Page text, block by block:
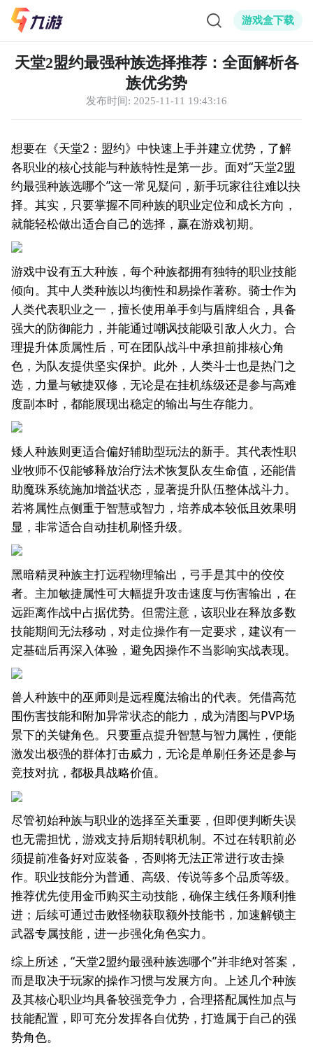
游戏盒下载
天堂2盟约最强种族选择推荐：全面解析各
族优劣势
发布时间: 2025-11-11 19:43:16
想要在《天堂2：盟约》中快速上手并建立优势，了解
各职业的核心技能与种族特性是第一步。面对“天堂2盟
约最强种族选哪个”这一常见疑问，新手玩家往往难以抉
择。其实，只要掌握不同种族的职业定位和成长方向，
就能轻松做出适合自己的选择，赢在游戏初期。
游戏中设有五大种族，每个种族都拥有独特的职业技能
倾向。其中人类种族以均衡性和易操作著称。骑士作为
人类代表职业之一，擅长使用单手剑与盾牌组合，具备
强大的防御能力，并能通过嘲讽技能吸引敌人火力。合
理提升体质属性后，可在团队战斗中承担前排核心角
色，为队友提供坚实保护。此外，人类斗士也是热门之
选，力量与敏捷双修，无论是在挂机练级还是参与高难
度副本时，都能展现出稳定的输出与生存能力。
矮人种族则更适合偏好辅助型玩法的新手。其代表性职
业牧师不仅能够释放治疗法术恢复队友生命值，还能借
助魔珠系统施加增益状态，显著提升队伍整体战斗力。
若将属性点侧重于智慧或智力，培养成本较低且效果明
显，非常适合自动挂机刷怪升级。
黑暗精灵种族主打远程物理输出，弓手是其中的佼佼
者。主加敏捷属性可大幅提升攻击速度与伤害输出，在
远距离作战中占据优势。但需注意，该职业在释放多数
技能期间无法移动，对走位操作有一定要求，建议有一
定基础后再深入体验，避免因操作不当影响实战表现。
兽人种族中的巫师则是远程魔法输出的代表。凭借高范
围伤害技能和附加异常状态的能力，成为清图与PVP场
景下的关键角色。只要重点提升智慧与智力属性，便能
激发出极强的群体打击威力，无论是单刷任务还是参与
竞技对抗，都极具战略价值。
尽管初始种族与职业的选择至关重要，但即便判断失误
也无需担忧，游戏支持后期转职机制。不过在转职前必
须提前准备好对应装备，否则将无法正常进行攻击操
作。职业技能分为普通、高级、传说等多个品质等级。
推荐优先使用金币购买主动技能，确保主线任务顺利推
进；后续可通过击败怪物获取额外技能书，加速解锁主
武器专属技能，进一步强化角色实力。
综上所述，“天堂2盟约最强种族选哪个”并非绝对答案，
而是取决于玩家的操作习惯与发展方向。上述几个种族
及其核心职业均具备较强竞争力，合理搭配属性加点与
技能配置，即可充分发挥各自优势，打造属于自己的强
势角色。